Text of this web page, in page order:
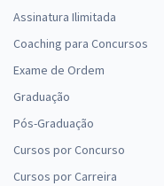
Assinatura Ilimitada
Coaching para Concursos
Exame de Ordem
Graduação
Pós-Graduação
Cursos por Concurso
Cursos por Carreira